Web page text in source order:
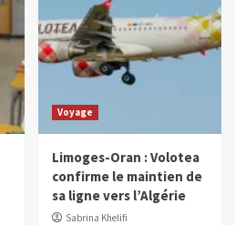
Voyage
Limoges-Oran : Volotea
confirme le maintien de
sa ligne vers l’Algérie
Sabrina Khelifi